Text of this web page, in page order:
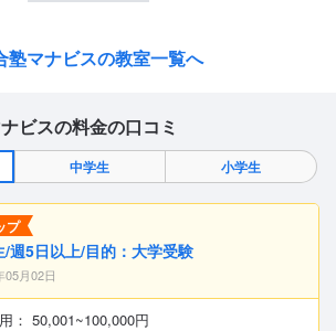
塾マナビスの教室一覧へ
ビスの料金の口コミ
中学生 小学生
プ
週5日以上/目的：大学受験
05月02日
： 50,001~100,000円